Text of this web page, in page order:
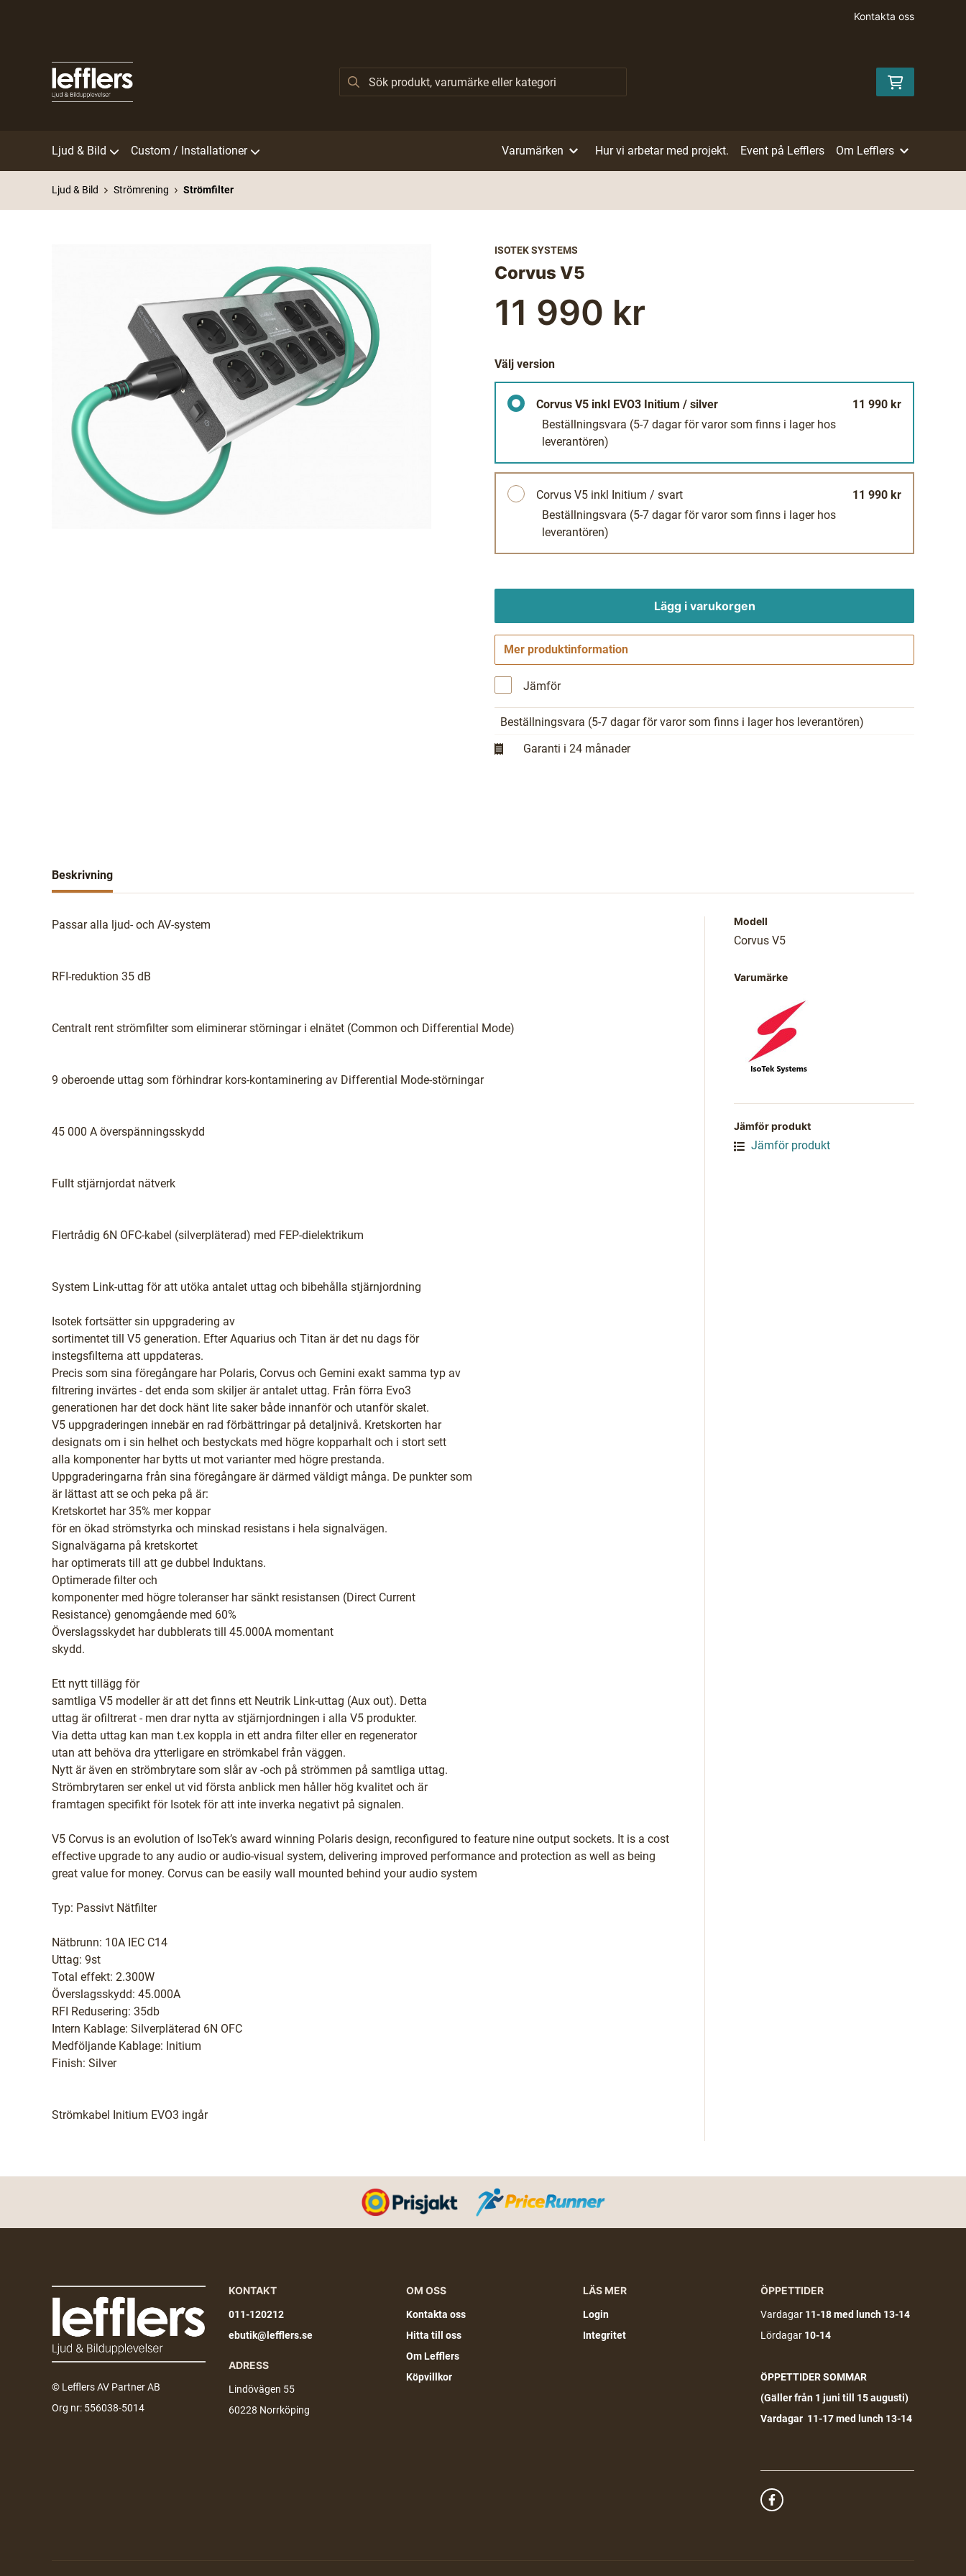
Kontakta oss
Ljud & Bild Custom / Installationer Varumärken Hur vi arbetar med projekt. Event på Lefflers Om Lefflers
Ljud & Bild Strömrening Strömfilter
ISOTEK SYSTEMS
Corvus V5
11 990 kr
Välj version
Corvus V5 inkl EVO3 Initium / silver
11 990 kr
Beställningsvara (5-7 dagar för varor som finns i lager hos
leverantören)
Corvus V5 inkl Initium / svart
11 990 kr
Beställningsvara (5-7 dagar för varor som finns i lager hos
leverantören)
Lägg i varukorgen
Mer produktinformation
Jämför
Beställningsvara (5-7 dagar för varor som finns i lager hos leverantören)
Garanti i 24 månader
Beskrivning
Passar alla ljud- och AV-system
RFI-reduktion 35 dB
Centralt rent strömfilter som eliminerar störningar i elnätet (Common och Differential Mode)
9 oberoende uttag som förhindrar kors-kontaminering av Differential Mode-störningar
45 000 A överspänningsskydd
Fullt stjärnjordat nätverk
Flertrådig 6N OFC-kabel (silverpläterad) med FEP-dielektrikum
System Link-uttag för att utöka antalet uttag och bibehålla stjärnjordning
Isotek fortsätter sin uppgradering av
sortimentet till V5 generation. Efter Aquarius och Titan är det nu dags för
instegsfilterna att uppdateras.
Precis som sina föregångare har Polaris, Corvus och Gemini exakt samma typ av
filtrering invärtes - det enda som skiljer är antalet uttag. Från förra Evo3
generationen har det dock hänt lite saker både innanför och utanför skalet.
V5 uppgraderingen innebär en rad förbättringar på detaljnivå. Kretskorten har
designats om i sin helhet och bestyckats med högre kopparhalt och i stort sett
alla komponenter har bytts ut mot varianter med högre prestanda.
Uppgraderingarna från sina föregångare är därmed väldigt många. De punkter som
är lättast att se och peka på är:
Kretskortet har 35% mer koppar
för en ökad strömstyrka och minskad resistans i hela signalvägen.
Signalvägarna på kretskortet
har optimerats till att ge dubbel Induktans.
Optimerade filter och
komponenter med högre toleranser har sänkt resistansen (Direct Current
Resistance) genomgående med 60%
Överslagsskydet har dubblerats till 45.000A momentant
skydd.
Ett nytt tillägg för
samtliga V5 modeller är att det finns ett Neutrik Link-uttag (Aux out). Detta
uttag är ofiltrerat - men drar nytta av stjärnjordningen i alla V5 produkter.
Via detta uttag kan man t.ex koppla in ett andra filter eller en regenerator
utan att behöva dra ytterligare en strömkabel från väggen.
Nytt är även en strömbrytare som slår av -och på strömmen på samtliga uttag.
Strömbrytaren ser enkel ut vid första anblick men håller hög kvalitet och är
framtagen specifikt för Isotek för att inte inverka negativt på signalen.
V5 Corvus is an evolution of IsoTek’s award winning Polaris design, reconfigured to feature nine output sockets. It is a cost
effective upgrade to any audio or audio-visual system, delivering improved performance and protection as well as being
great value for money. Corvus can be easily wall mounted behind your audio system
Typ: Passivt Nätfilter
Nätbrunn: 10A IEC C14
Uttag: 9st
Total effekt: 2.300W
Överslagsskydd: 45.000A
RFI Redusering: 35db
Intern Kablage: Silverpläterad 6N OFC
Medföljande Kablage: Initium
Finish: Silver
Strömkabel Initium EVO3 ingår
Modell
Corvus V5
Varumärke
Jämför produkt
Jämför produkt
© Lefflers AV Partner AB
Org nr: 556038-5014
KONTAKT
011-120212
ebutik@lefflers.se
ADRESS
Lindövägen 55
60228 Norrköping
OM OSS
Kontakta oss
Hitta till oss
Om Lefflers
Köpvillkor
LÄS MER
Login
Integritet
ÖPPETTIDER
Vardagar 11-18 med lunch 13-14
Lördagar 10-14
ÖPPETTIDER SOMMAR
(Gäller från 1 juni till 15 augusti)
Vardagar 11-17 med lunch 13-14